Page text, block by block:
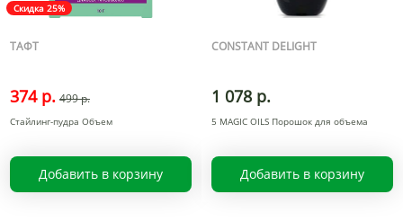
Скидка 25%
ТАФТ
374 р. 499 р.
Стайлинг-пудра Объем
Добавить в корзину
CONSTANT DELIGHT
1 078 р.
5 MAGIC OILS Порошок для объема
Добавить в корзину